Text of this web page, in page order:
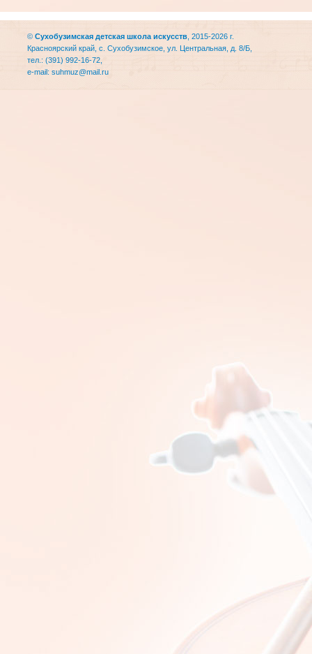
© Сухобузимская детская школа искусств , 2015-2026 г.
Красноярский край, с. Сухобузимское, ул. Центральная, д. 8/Б,
тел.: (391) 992-16-72,
e-mail: suhmuz@mail.ru